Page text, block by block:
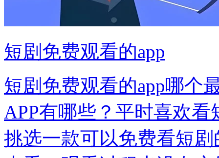
短剧免费观看的app
短剧免费观看的app哪个
APP有哪些？平时喜欢
挑选一款可以免费看短